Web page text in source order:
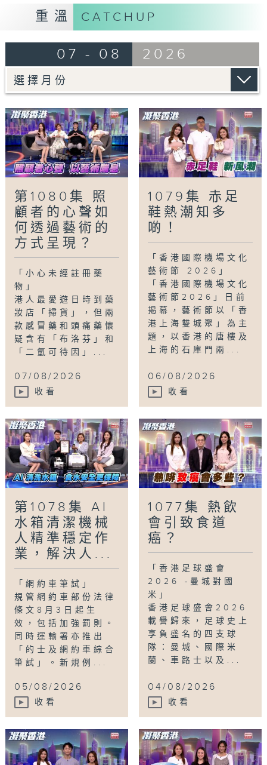
「照顧者心聲．以藝術喘息」
照顧患病親人與龐大醫療開支等，是照顧者的主
透過多位照顧者的藝術創作，真誠呈現他們在生
活與家庭間的心聲與承擔，喚起大眾對照顧者的
關注。
「雙軌人生Plus -棄銀行高薪當學廚」
郭景東在28歲時放棄穩定的銀行工，從零開始
學廚。至今成為Chef George的他，於8年間
已開設了7間餐廳，經歷過的艱難與挑戰不足為
外人道，而他仍專心一意貢獻飲食界，身體力行
Tag: 凝聚香港 ,Hong Kong United,社會
民生,資訊,學廚 ,崔潔彤 張嘉儀
心聲,衞生署, 註冊藥物 銀行工,雙軌人生Plus
重溫 CATCHUP
07 - 08 2026
第1080集 照
顧者的心聲如
何透過藝術的
方式呈現？
「小心未經註冊藥
物」
港人最愛遊日時到藥
妝店「掃貨」，但兩
款感冒藥和頭痛藥懷
疑含有「布洛芬」和
「二氫可待因」...
07/08/2026
收看
1079集 赤足
鞋熱潮知多
啲！
「香港國際機場文化
藝術節 2026」
「香港國際機場文化
藝術節2026」日前
揭幕，藝術節以「香
港上海雙城聚」為主
題，以香港的唐樓及
上海的石庫門兩...
06/08/2026
收看
第1078集 AI
水箱清潔機械
人精準穩定作
業，解決人...
「網約車筆試」
規管網約車部份法律
條文8月3日起生
效，包括加強罰則。
同時運輸署亦推出
「的士及網約車綜合
筆試」。新規例...
05/08/2026
收看
1077集 熱飲
會引致食道
癌？
「香港足球盛會
2026 -曼城對國
米」
香港足球盛會2026
載譽歸來，足球史上
享負盛名的四支球
隊：曼城、國際米
蘭、車路士以及...
04/08/2026
收看